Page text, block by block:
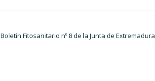
Boletín Fitosanitario nº 8 de la Junta de Extremadura